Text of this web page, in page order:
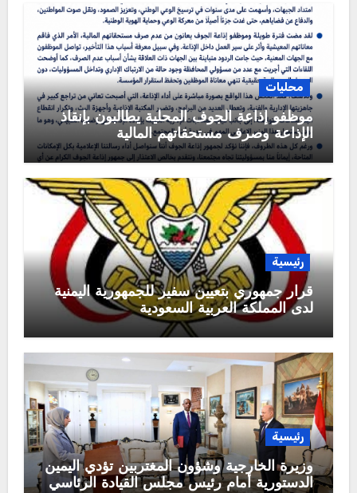
محليات
موظفو إذاعة الجوف المحلية يطالبون بإنقاذ
الإذاعة وصرف مستحقاتهم المالية
رئيسية
قرار جمهوري بتعيين سفير للجمهورية اليمنية
لدى المملكة العربية السعودية
رئيسية
وزيرة الخارجية وشؤون المغتربين تؤدي اليمين
الدستورية أمام رئيس مجلس القيادة الرئاسي